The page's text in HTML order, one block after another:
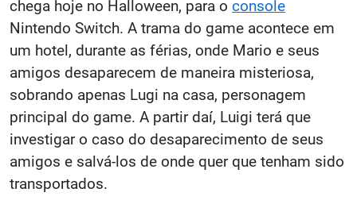
chega hoje no Halloween, para o console
Nintendo Switch. A trama do game acontece em
um hotel, durante as férias, onde Mario e seus
amigos desaparecem de maneira misteriosa,
sobrando apenas Lugi na casa, personagem
principal do game. A partir daí, Luigi terá que
investigar o caso do desaparecimento de seus
amigos e salvá-los de onde quer que tenham sido
transportados.